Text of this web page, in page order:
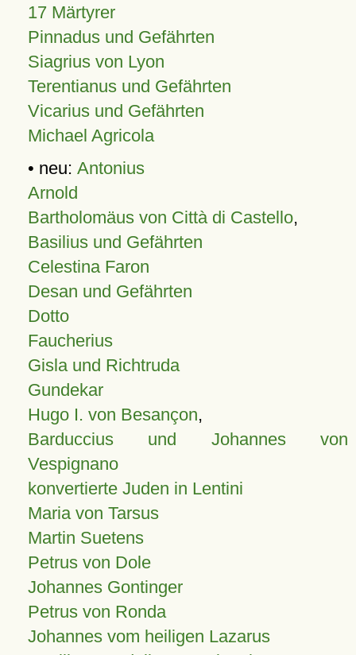
17 Märtyrer
Pinnadus und Gefährten
Siagrius von Lyon
Terentianus und Gefährten
Vicarius und Gefährten
Michael Agricola
• neu: Antonius
Arnold
Bartholomäus von Città di Castello,
Basilius und Gefährten
Celestina Faron
Desan und Gefährten
Dotto
Faucherius
Gisla und Richtruda
Gundekar
Hugo I. von Besançon,
Barduccius und Johannes von
Vespignano
konvertierte Juden in Lentini
Maria von Tarsus
Martin Suetens
Petrus von Dole
Johannes Gontinger
Petrus von Ronda
Johannes vom heiligen Lazarus